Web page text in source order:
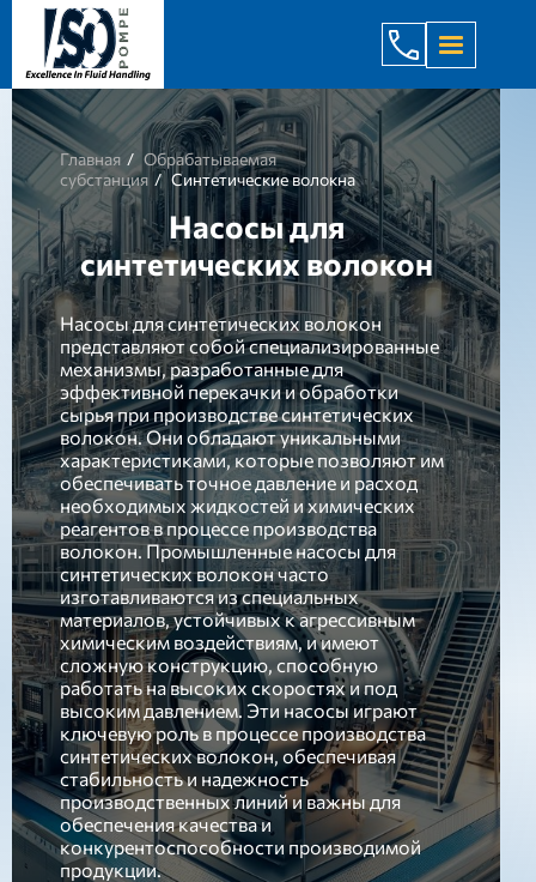
+998 971
Главная
Обрабатываемая
субстанция
Синтетические волокна
Насосы для
синтетических волокон
Насосы для синтетических волокон
представляют собой специализированные
механизмы, разработанные для
эффективной перекачки и обработки
сырья при производстве синтетических
волокон. Они обладают уникальными
характеристиками, которые позволяют им
обеспечивать точное давление и расход
необходимых жидкостей и химических
реагентов в процессе производства
волокон. Промышленные насосы для
синтетических волокон часто
изготавливаются из специальных
материалов, устойчивых к агрессивным
химическим воздействиям, и имеют
сложную конструкцию, способную
работать на высоких скоростях и под
высоким давлением. Эти насосы играют
ключевую роль в процессе производства
синтетических волокон, обеспечивая
стабильность и надежность
производственных линий и важны для
обеспечения качества и
конкурентоспособности производимой
продукции.